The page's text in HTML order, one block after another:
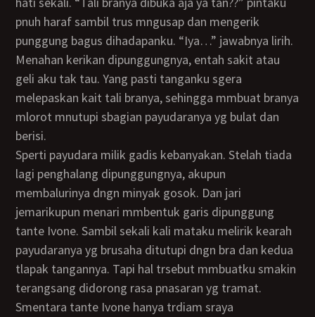
pnuh haraf sambil trus mngusap dan mengerik
punggung bagus dihadapanku. “Iya…” jawabnya lirih.
Menahan kerikan dipunggungnya, entah sakit atau
geli aku tak tau. Yang pasti tanganku sgera
melepaskan kait tali branya, sehingga mmbuat branya
mlorot mnutupi sbagian payudaranya yg bulat dan
berisi.
Sperti payudara milik gadis kebanyakan. Stelah tiada
lagi penghalang dipunggungnya, akupun
membalurinya dngn minyak gosok. Dan jari
jemarikupun menari mmbentuk garis dipunggung
tante Ivone. Sambil sekali kali mataku melirik kearah
payudaranya yg brusaha ditutupi dngn bra dan kedua
tlapak tangannya. Tapi hal trsebut mmbuatku smakin
terangsang didorong rasa pnasaran yg tramat.
Smentara tante Ivone hanya trdiam sraya